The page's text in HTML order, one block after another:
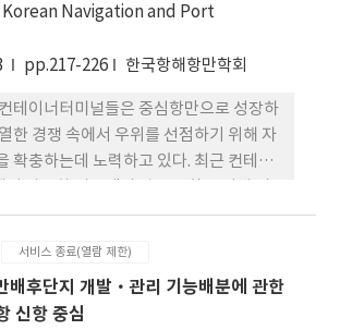
Navigation and Port
pp.217-226 한국항해항만학회
테이너터미널들은 중심항만으로 성장하
한 경쟁 속에서 우위를 선점하기 위해 자
확충하는데 노력하고 있다. 최근 컨테이
개발이 진행되고 있다. 이는 컨테이너터
작업 효율성을 높이는 데 집중 할 수 있고
너터미널 운영 프로세스와 통합이 쉬워지
. 컨테이너터미널에서 자동 화 시스템은
나은 서비스를 제공하고 수익성을 향상
서비스 종료(열람 제한)
배후단지 개발·관리 기능배분에 관한
신항 중심